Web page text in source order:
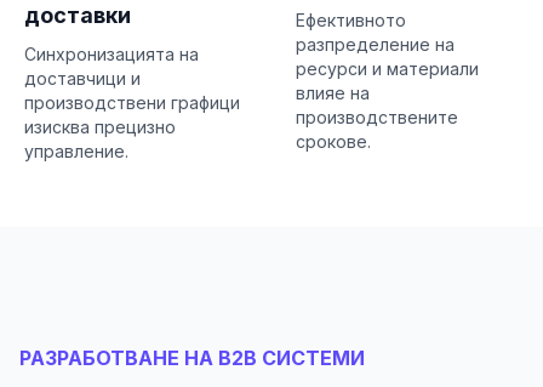
доставки
Синхронизацията на
доставчици и
производствени графици
изисква прецизно
управление.
Ефективното
разпределение на
ресурси и материали
влияе на
производствените
срокове.
РАЗРАБОТВАНЕ НА B2B СИСТЕМИ